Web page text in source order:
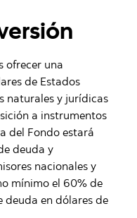
ofrecer una
de Estados
naturales y jurídicas
a instrumentos
del Fondo estará
deuda y
nacionales y
mínimo el 60% de
deuda en dólares de